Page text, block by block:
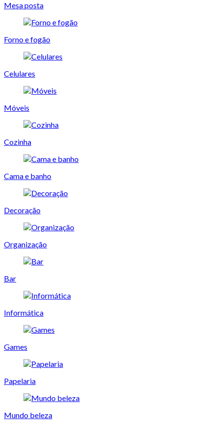
Mesa posta
Forno e fogão
Celulares
Móveis
Cozinha
Cama e banho
Decoração
Organização
Bar
Informática
Games
Papelaria
Mundo beleza